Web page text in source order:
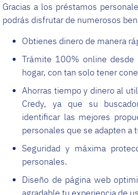
Gracias a los préstamos
podrás disfrutar de numerosos
Obtienes dinero de manera
Trámite 100% online
hogar, con tan solo tener
Ahorras tiempo y dinero al
Credy, ya que su
identificar las mejores
personales que se adapten a
Seguridad y máxima
personales.
Diseño de página web